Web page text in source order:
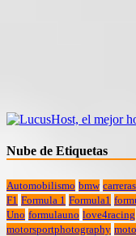
Nube de Etiquetas
Automobilismo bmw carreras
F1 Formula 1 Formula1
Uno formulauno love4racing
motorsportphotography